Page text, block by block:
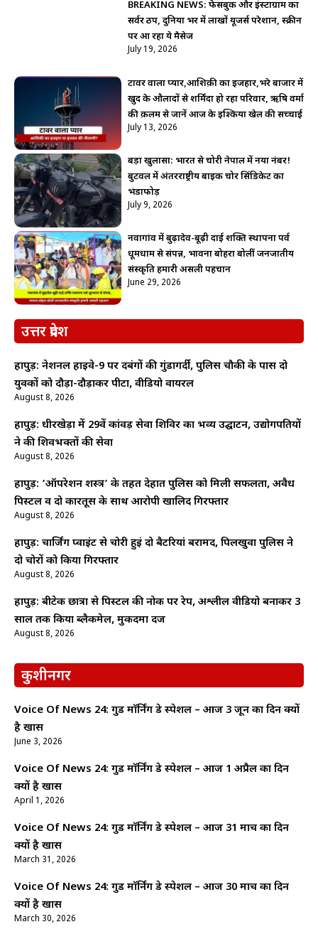
BREAKING NEWS: फेसबुक और इंस्टाग्राम का
सर्वर ठप, दुनिया भर में लाखों यूजर्स परेशान, स्क्रीन
पर आ रहा ये मैसेज
July 19, 2026
टावर वाला प्यार,आशिक़ी का इजहार,भरे बाजार में
खुद के औलादों से शर्मिंदा हो रहा परिवार, ऋषि वर्मा
की क़लम से जानें आज के इश्किया खेल की सच्चाई
July 13, 2026
बड़ा खुलासा: भारत से चोरी नेपाल में नया नंबर!
बुटवल में अंतरराष्ट्रीय बाइक चोर सिंडिकेट का
भंडाफोड़
July 9, 2026
नवागांव में बुढ़ादेव-बूढ़ी दाई शक्ति स्थापना पर्व
धूमधाम से संपन्न, भावना बोहरा बोलीं जनजातीय
संस्कृति हमारी असली पहचान
June 29, 2026
उत्तर प्रदेश
हापुड़: नेशनल हाईवे-9 पर दबंगों की गुंडागर्दी, पुलिस चौकी के पास दो
युवकों को दौड़ा-दौड़ाकर पीटा, वीडियो वायरल
August 8, 2026
हापुड़: धीरखेड़ा में 29वें कांवड़ सेवा शिविर का भव्य उद्घाटन, उद्योगपतियों
ने की शिवभक्तों की सेवा
August 8, 2026
हापुड़: ‘ऑपरेशन शस्त्र’ के तहत देहात पुलिस को मिली सफलता, अवैध
पिस्टल व दो कारतूस के साथ आरोपी खालिद गिरफ्तार
August 8, 2026
हापुड़: चार्जिंग प्वाइंट से चोरी हुईं दो बैटरियां बरामद, पिलखुवा पुलिस ने
दो चोरों को किया गिरफ्तार
August 8, 2026
हापुड़: बीटेक छात्रा से पिस्टल की नोक पर रेप, अश्लील वीडियो बनाकर 3
साल तक किया ब्लैकमेल, मुकदमा दर्ज
August 8, 2026
कुशीनगर
Voice Of News 24: गुड माॅर्निंग डे स्पेशल – आज 3 जून का दिन क्यों
है खास
June 3, 2026
Voice Of News 24: गुड माॅर्निंग डे स्पेशल – आज 1 अप्रैल का दिन
क्यों है खास
April 1, 2026
Voice Of News 24: गुड माॅर्निंग डे स्पेशल – आज 31 मार्च का दिन
क्यों है खास
March 31, 2026
Voice Of News 24: गुड माॅर्निंग डे स्पेशल – आज 30 मार्च का दिन
क्यों है खास
March 30, 2026